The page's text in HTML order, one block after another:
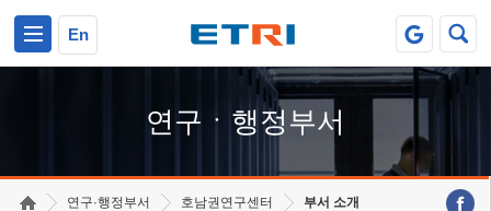
En
연구ㆍ행정부서
연구·행정부서 호남권연구센터 부서 소개